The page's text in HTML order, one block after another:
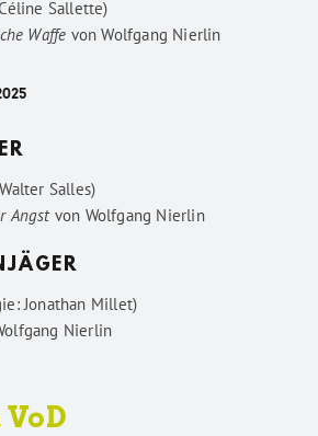
Sallette)
Waffe vonWolfgang Nierlin
Salles)
Angstvon Wolfgang Nierlin
Jonathan Millet)
Nierlin